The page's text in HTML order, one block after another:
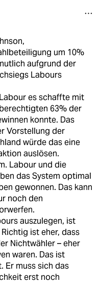
um 10%
aufgrund der
Labours
es schaffte mit
63% der
konnte. Das
Vorstellung der
würde das eine
auslösen.
Labour und die
das System optimal
gewonnen. Das kann
noch den
auszulegen, ist
ist eher, dass
Nichtwähler – eher
waren. Das ist
Er muss sich das
erst noch